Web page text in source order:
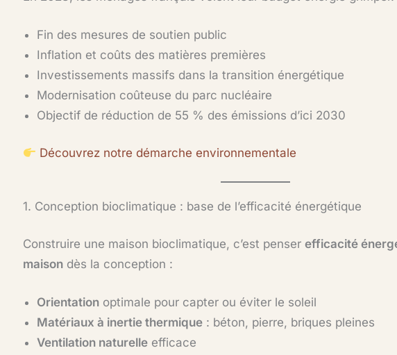
Fin des mesures de soutien public
Inflation et coûts des matières premières
Investissements massifs dans la transition énergétique
Modernisation coûteuse du parc nucléaire
Objectif de réduction de 55 % des émissions d’ici 2030
Découvrez notre démarche environnementale
1. Conception bioclimatique : base de l’efficacité énergétique
Construire une maison bioclimatique, c’est penser efficacité
maison dès la conception :
Orientation optimale pour capter ou éviter le soleil
Matériaux à inertie thermique : béton, pierre, briques pleines
Ventilation naturelle efficace